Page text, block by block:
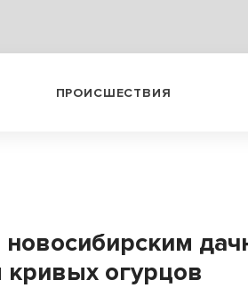
ПРОИСШЕСТВИЯ
огурцов